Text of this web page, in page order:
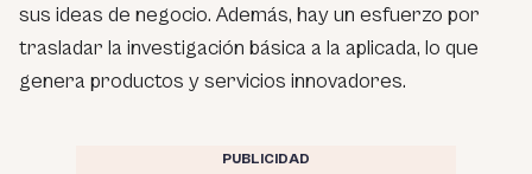
sus ideas de negocio. Además, hay un esfuerzo por
trasladar la investigación básica a la aplicada, lo que
genera productos y servicios innovadores.
PUBLICIDAD